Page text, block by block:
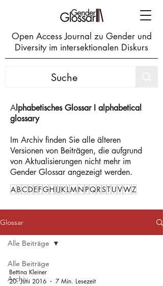
Open Access Journal zu Gender und
Diversity im intersektionalen Diskurs
A lphabetisches Glossar I alphabetical
glossary
Im Archiv finden Sie alle älteren
Versionen von Beiträgen, die aufgrund
von Aktualisierungen nicht mehr im
Gender Glossar angezeigt werden.
ABCDEFGH IJKLMN PQRSTUVWZ
Glossar
Alle Beiträge
Archiv
Alle Beiträge
Bettina Kleiner
20. Juni 2016
7 Min. Lesezeit